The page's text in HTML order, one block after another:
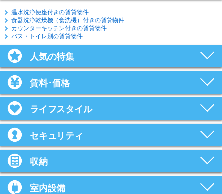
温水洗浄便座付きの賃貸物件
食器洗浄乾燥機（食洗機）付きの賃貸物件
カウンターキッチン付きの賃貸物件
バス・トイレ別の賃貸物件
人気の特集
賃料･価格
ライフスタイル
セキュリティ
収納
室内設備